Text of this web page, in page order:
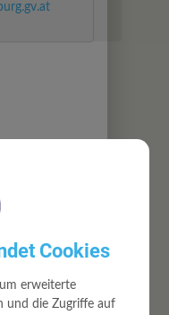
Cookies
erweiterte
und die Zugriffe auf